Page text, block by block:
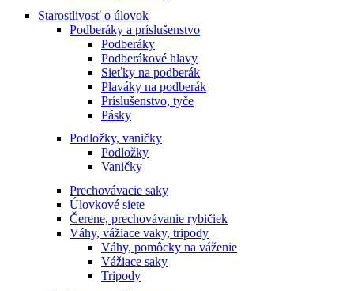
Starostlivosť o úlovok
Podberáky a príslušenstvo
Podberáky
Podberákové hlavy
Sieťky na podberák
Plaváky na podberák
Príslušenstvo, tyče
Pásky
Podložky, vaničky
Podložky
Vaničky
Prechovávacie saky
Úlovkové siete
Čerene, prechovávanie rybičiek
Váhy, vážiace vaky, tripody
Váhy, pomôcky na váženie
Vážiace saky
Tripody